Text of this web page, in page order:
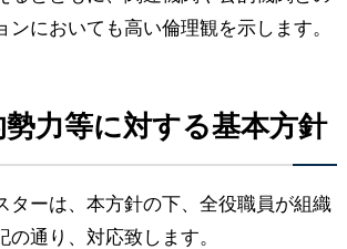
ンにおいても高い倫理観を示します。
力等に対する基本方針
ターは、本方針の下、全役職員が組織
通り、対応致します。